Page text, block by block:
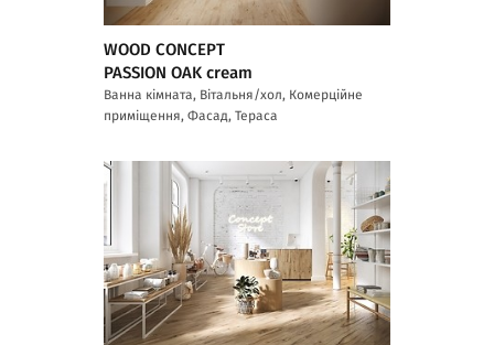
WOOD CONCEPT
PASSION OAK cream
Ванна кімната, Вітальня/хол, Комерційне
приміщення, Фасад, Тераса